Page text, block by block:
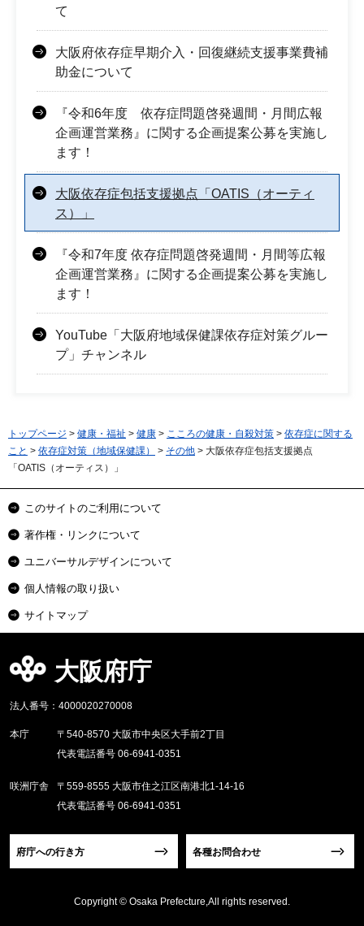
て
大阪府依存症早期介入・回復継続支援事業費補
助金について
『令和6年度 依存症問題啓発週間・月間広報
企画運営業務』に関する企画提案公募を実施し
ます！
大阪依存症包括支援拠点「OATIS（オーティ
ス）」
『令和7年度 依存症問題啓発週間・月間等広報
企画運営業務』に関する企画提案公募を実施し
ます！
YouTube「大阪府地域保健課依存症対策グルー
プ」チャンネル
トップページ > 健康・福祉 > 健康 > こころの健康・自殺対策 > 依存症に関する
こと > 依存症対策（地域保健課） > その他 > 大阪依存症包括支援拠点
「OATIS（オーティス）」
このサイトのご利用について
著作権・リンクについて
ユニバーサルデザインについて
個人情報の取り扱い
サイトマップ
大阪府庁
法人番号：4000020270008
本庁
〒540-8570 大阪市中央区大手前2丁目
代表電話番号 06-6941-0351
咲洲庁舎
〒559-8555 大阪市住之江区南港北1-14-16
代表電話番号 06-6941-0351
府庁への行き方 各種お問合わせ
Copyright © Osaka Prefecture,All rights reserved.